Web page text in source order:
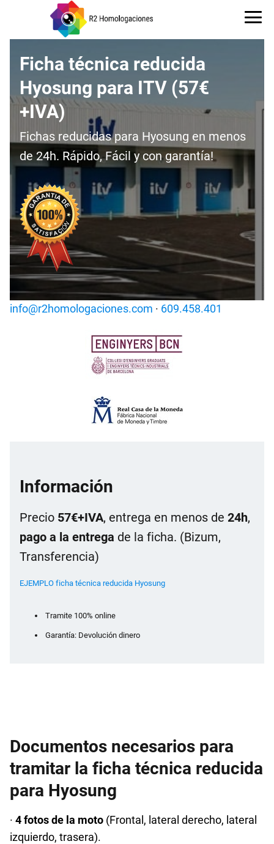
Ficha técnica reducida
Hyosung para ITV (57€
+IVA)
Fichas reducidas para Hyosung en menos
de 24h. Rápido, Fácil y con garantía!
info@r2homologaciones.com · 609.458.401
Información
Precio 57€+IVA, entrega en menos de 24h,
pago a la entrega de la ficha. (Bizum,
Transferencia)
EJEMPLO ficha técnica reducida Hyosung
Tramite 100% online
Garantía: Devolución dinero
Documentos necesarios para
tramitar la ficha técnica reducida
para Hyosung
· 4 fotos de la moto (Frontal, lateral derecho, lateral
izquierdo, trasera).